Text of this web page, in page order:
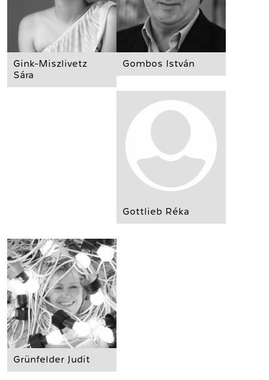
Gink-Miszlivetz
Sára
Gombos István
Gottlieb Réka
Grünfelder Judit